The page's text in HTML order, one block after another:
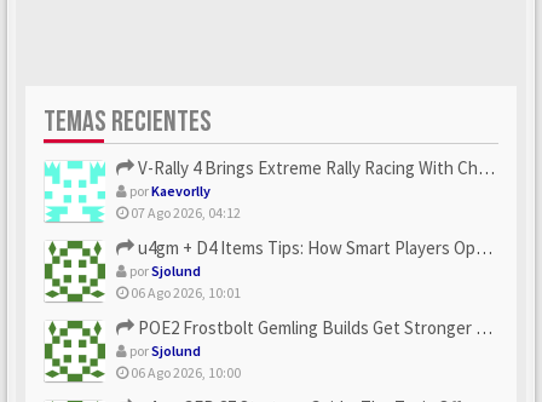
TEMAS RECIENTES
V-Rally 4 Brings Extreme Rally Racing With Challenging Track...
porKaevorlly
07 Ago 2026, 04:12
u4gm + D4 Items Tips: How Smart Players Optimize Gear, Build...
porSjolund
06 Ago 2026, 10:01
POE2 Frostbolt Gemling Builds Get Stronger With u4gm’s Ice C...
porSjolund
06 Ago 2026, 10:00